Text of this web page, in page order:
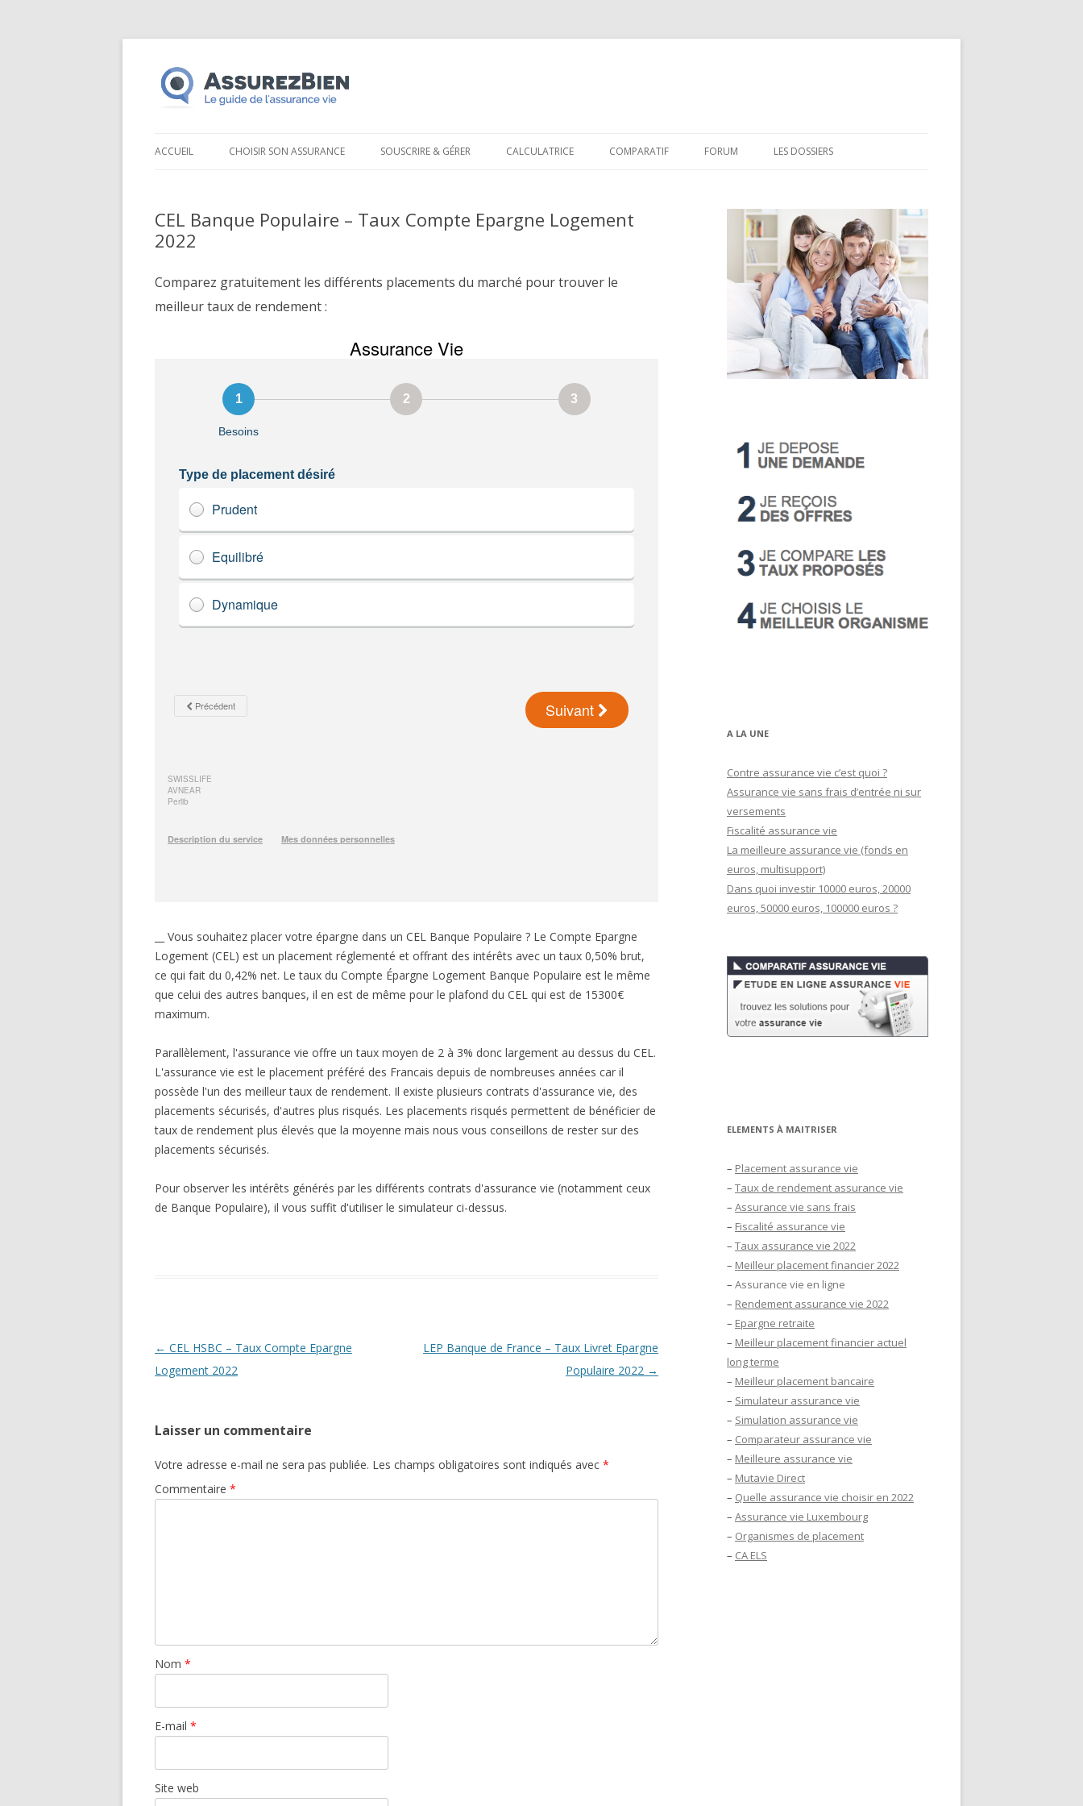
au
ACCUEIL CHOISIR SON ASSURANCE SOUSCRIRE & GÉRER CALCULATRICE COMPARATIF FORUM LES DOSSIERS
CODEVI
COMPTE À TERME
CSL
LDD
LEP
PEL
PERP
CEL Banque Populaire – Taux Compte Epargne Logement
2022
Comparez gratuitement les différents placements du marché pour trouver le
meilleur taux de rendement :
__ Vous souhaitez placer votre épargne dans un CEL Banque Populaire ? Le Compte Epargne
Logement (CEL) est un placement réglementé et offrant des intérêts avec un taux 0,50% brut,
ce qui fait du 0,42% net. Le taux du Compte Épargne Logement Banque Populaire est le même
que celui des autres banques, il en est de même pour le plafond du CEL qui est de 15300€
maximum.
Parallèlement, l'assurance vie offre un taux moyen de 2 à 3% donc largement au dessus du CEL.
L'assurance vie est le placement préféré des Francais depuis de nombreuses années car il
possède l'un des meilleur taux de rendement. Il existe plusieurs contrats d'assurance vie, des
placements sécurisés, d'autres plus risqués. Les placements risqués permettent de bénéficier de
taux de rendement plus élevés que la moyenne mais nous vous conseillons de rester sur des
placements sécurisés.
Pour observer les intérêts générés par les différents contrats d'assurance vie (notamment ceux
de Banque Populaire), il vous suffit d'utiliser le simulateur ci-dessus.
Navigation
des
← CEL HSBC – Taux Compte Epargne
Logement 2022
LEP Banque de France – Taux Livret Epargne
Populaire 2022 →
Laisser un commentaire
Votre adresse e-mail ne sera pas publiée. Les champs obligatoires sont indiqués avec *
Commentaire *
Nom *
E-mail *
Site web
A LA UNE
Contre assurance vie c’est quoi ?
Assurance vie sans frais d’entrée ni sur
versements
Fiscalité assurance vie
La meilleure assurance vie (fonds en
euros, multisupport)
Dans quoi investir 10000 euros, 20000
euros, 50000 euros, 100000 euros ?
ELEMENTS À MAITRISER
– Placement assurance vie
– Taux de rendement assurance vie
– Assurance vie sans frais
– Fiscalité assurance vie
– Taux assurance vie 2022
– Meilleur placement financier 2022
– Assurance vie en ligne
– Rendement assurance vie 2022
– Epargne retraite
– Meilleur placement financier actuel
long terme
– Meilleur placement bancaire
– Simulateur assurance vie
– Simulation assurance vie
– Comparateur assurance vie
– Meilleure assurance vie
– Mutavie Direct
– Quelle assurance vie choisir en 2022
– Assurance vie Luxembourg
– Organismes de placement
– CA ELS